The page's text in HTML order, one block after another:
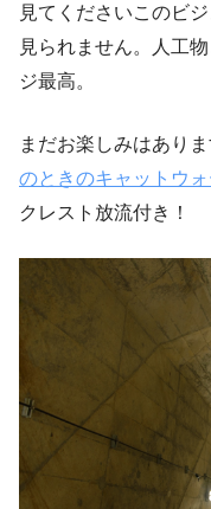
見てくださいこのビ
見られません。人工
ジ最高。
まだお楽しみはあり
のときのキャットウォ
クレスト放流付き！